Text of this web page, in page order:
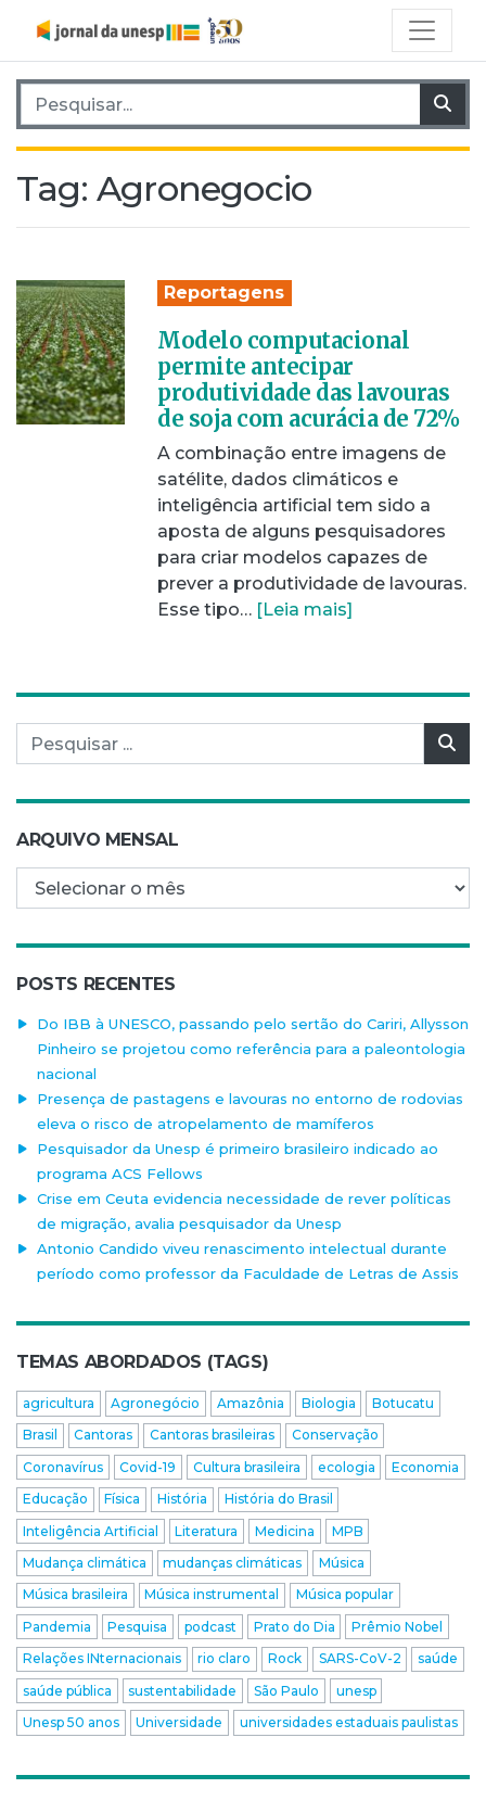
Pesquisar por:
Tag: Agronegocio
Reportagens
Modelo computacional
permite antecipar
produtividade das lavouras
de soja com acurácia de 72%
A combinação entre imagens de
satélite, dados climáticos e
inteligência artificial tem sido a
aposta de alguns pesquisadores
para criar modelos capazes de
prever a produtividade de lavouras.
Esse tipo… [Leia mais]
Pesquisar por:
ARQUIVO MENSAL
Arquivo mensal
POSTS RECENTES
Do IBB à UNESCO, passando pelo sertão do Cariri, Allysson
Pinheiro se projetou como referência para a paleontologia
nacional
Presença de pastagens e lavouras no entorno de rodovias
eleva o risco de atropelamento de mamíferos
Pesquisador da Unesp é primeiro brasileiro indicado ao
programa ACS Fellows
Crise em Ceuta evidencia necessidade de rever políticas
de migração, avalia pesquisador da Unesp
Antonio Candido viveu renascimento intelectual durante
período como professor da Faculdade de Letras de Assis
TEMAS ABORDADOS (TAGS)
agricultura Agronegócio Amazônia Biologia
Botucatu
Brasil
Cantoras Cantoras brasileiras
Conservação
Coronavírus
Covid-19 Cultura brasileira ecologia
Economia
Educação
Física História
História do Brasil
Inteligência Artificial
Literatura Medicina
MPB
Mudança climática
mudanças climáticas
Música
Música brasileira
Música instrumental
Música popular
Pandemia
Pesquisa podcast Prato do Dia
Prêmio Nobel
Relações INternacionais
rio claro Rock SARS-CoV-2
saúde
saúde pública
sustentabilidade São Paulo
unesp
Unesp 50 anos
Universidade universidades estaduais paulistas